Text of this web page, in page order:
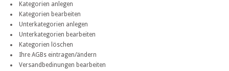
Kategorien anlegen
Kategorien bearbeiten
Unterkategorien anlegen
Unterkategorien bearbeiten
Kategorien löschen
Ihre AGBs eintragen/ändern
Versandbedinungen bearbeiten